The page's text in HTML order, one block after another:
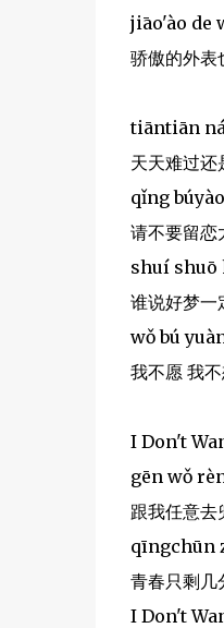
jiāo'ào de
骄傲的外表
tiāntiān
天天难过还
qǐng
请不要留恋
shuí shuō
谁说好梦一
wǒ bú
我不愿 我
I Don't
gēn wǒ
跟我任意去
qīngchūn
青春只剩几
I Don't